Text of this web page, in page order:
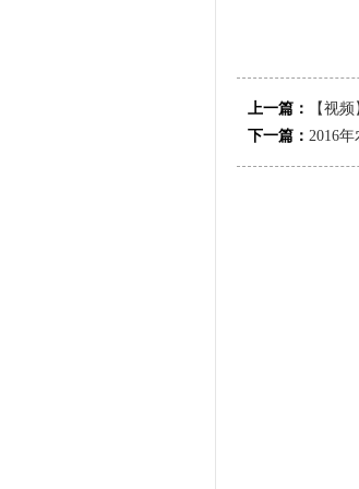
上一篇：
【视
下一篇： 2016